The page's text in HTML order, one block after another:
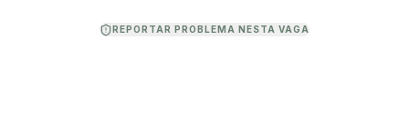
REPORTAR PROBLEMA NESTA VAGA